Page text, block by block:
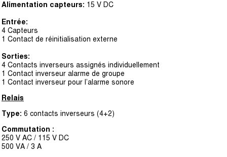
Alimentation capteurs: 15 V DC
Entrée:
4 Capteurs
1 Contact de réinitialisation externe
Sorties:
4 Contacts inverseurs assignés individuellement
1 Contact inverseur alarme de groupe
1 Contact inverseur pour l’alarme sonore
Relais
Type: 6 contacts inverseurs (4+2)
Commutation :
250 V AC / 115 V DC
500 VA / 3 A